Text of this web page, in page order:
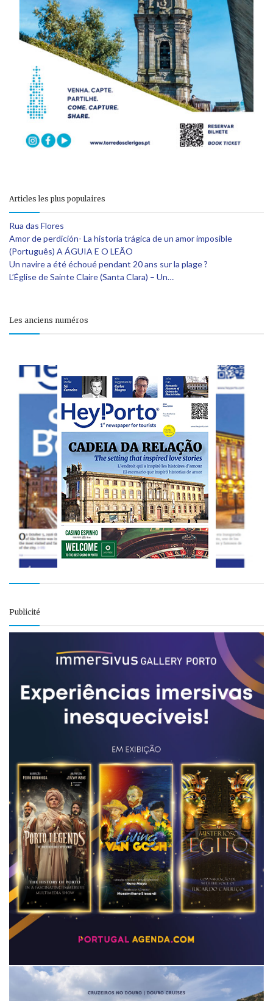
Articles les plus populaires
Rua das Flores
Amor de perdición- La historia trágica de un amor imposible
(Português) A ÁGUIA E O LEÃO
Un navire a été échoué pendant 20 ans sur la plage ?
L’Église de Sainte Claire (Santa Clara) – Un…
Les anciens numéros
Publicité